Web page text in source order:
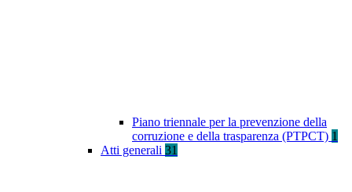
Piano triennale per la prevenzione della
corruzione e della trasparenza (PTPCT) 1
Atti generali 31